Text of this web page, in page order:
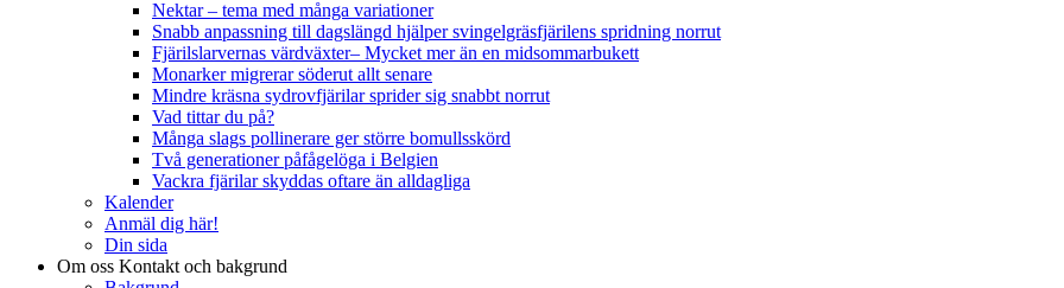
Nektar – tema med många variationer
Snabb anpassning till dagslängd hjälper svingelgräsfjärilens spridning norrut
Fjärilslarvernas värdväxter– Mycket mer än en midsommarbukett
Monarker migrerar söderut allt senare
Mindre kräsna sydrovfjärilar sprider sig snabbt norrut
Vad tittar du på?
Många slags pollinerare ger större bomullsskörd
Två generationer påfågelöga i Belgien
Vackra fjärilar skyddas oftare än alldagliga
Kalender
Anmäl dig här!
Din sida
Om oss Kontakt och bakgrund